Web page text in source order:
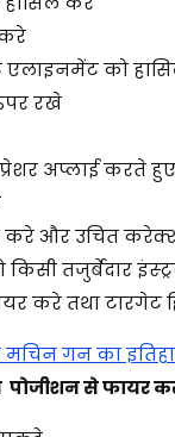
एलाइनमेंट को
रखे
अप्लाई करते हुए
करे और उचित
किसी तजुर्बेदार
करे तथा टारगेट
मचिन गन का
से फायर